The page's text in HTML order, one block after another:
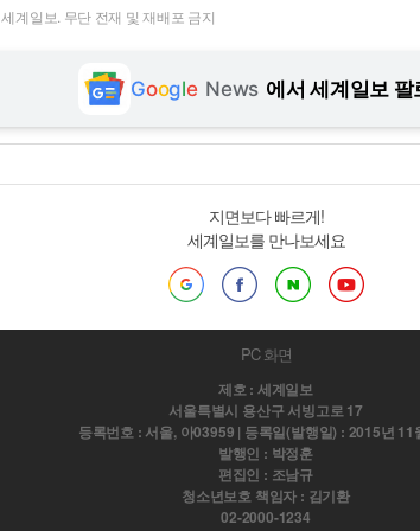
계일보. 무단 전재 및 재배포 금지
Google News 에서 세계일보 팔
지면보다 빠르게!
세계일보를 만나보세요
PC 화면
제호 : 세계일보
서울특별시 용산구 서빙고로 17
등록번호 : 서울, 아03959 | 등록일(발행일) : 2015년 11
발행인 : 박정훈
편집인 : 조남규
청소년보호 책임자 : 김기환
02-2000-1234